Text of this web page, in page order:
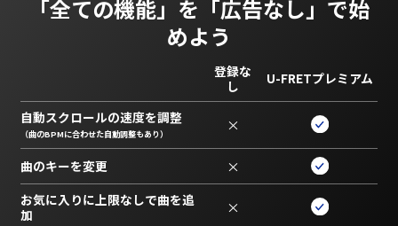
「全ての機能」を 「広告なし」で始
めよう
登録な
し
U-FRETプレミアム
自動スクロールの速度を調整
（曲のBPMに合わせた自動調整もあり） ×
曲のキーを変更 ×
お気に入りに上限なしで曲を追
加
×